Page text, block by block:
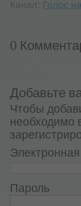
Канал: Голос
0
Добавьте
Чтобы
необходимо
Пароль